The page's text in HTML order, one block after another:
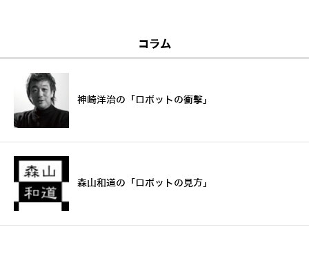
コラム
神崎洋治の「ロボットの衝撃」
森山和道の「ロボットの見方」